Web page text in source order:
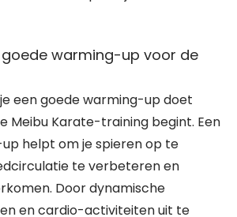
warming-up voor de
een goede warming-up doet
Meibu Karate-training begint. Een
helpt om je spieren op te
te verbeteren en
Door dynamische
en cardio-activiteiten uit te